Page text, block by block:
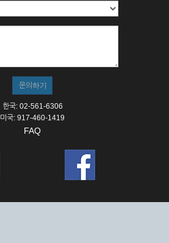
한국: 02-561-6306
미국: 917-460-1419
FAQ